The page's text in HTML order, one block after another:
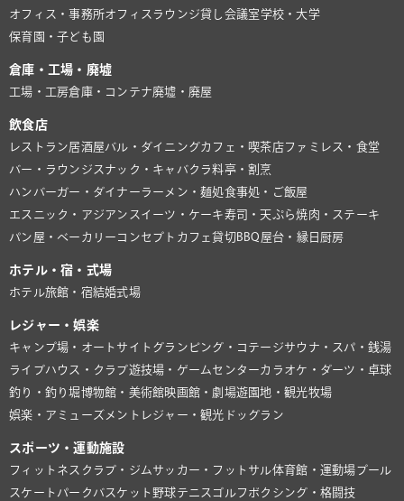
オフィス・事務所オフィスラウンジ貸し会議室学校・大学
保育園・子ども園
倉庫・工場・廃墟
工場・工房倉庫・コンテナ廃墟・廃屋
飲食店
レストラン居酒屋バル・ダイニングカフェ・喫茶店ファミレス・食堂
バー・ラウンジ スナック・キャバクラ料亭・割烹
ハンバーガー・ダイナーラーメン・麺処食事処・ご飯屋
エスニック・アジアン スイーツ・ケーキ寿司・天ぷら焼肉・ステーキ
パン屋・ベーカリー コンセプトカフェ貸切BBQ 屋台・縁日 厨房
ホテル・宿・式場
ホテル旅館・宿結婚式場
レジャー・娯楽
キャンプ場・オートサイト グランピング・コテージサウナ・スパ・銭湯
ライブハウス・クラブ遊技場・ゲームセンターカラオケ・ダーツ・卓球
釣り・釣り堀博物館・美術館映画館・劇場遊園地・観光牧場
娯楽・アミューズメント レジャー・観光 ドッグラン
スポーツ・運動施設
フィットネスクラブ・ジム サッカー・フットサル体育館・運動場プール
スケートパーク バスケット 野球テニス ゴルフ ボクシング・格闘技